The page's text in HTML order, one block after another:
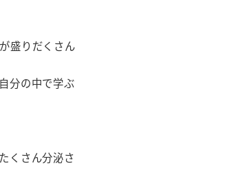
盛りだくさん
分の中で学ぶ
くさん分泌さ